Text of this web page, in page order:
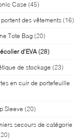
Case (45)
des vêtements(16)
Tote Bag(20)
d'EVA (28)
de stockage (23)
en cuir de portefeuille
Sleeve (20)
secours de catégorie